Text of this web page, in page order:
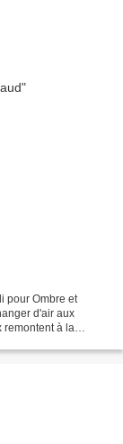
pour Ombre et
d'air aux
remontent à la